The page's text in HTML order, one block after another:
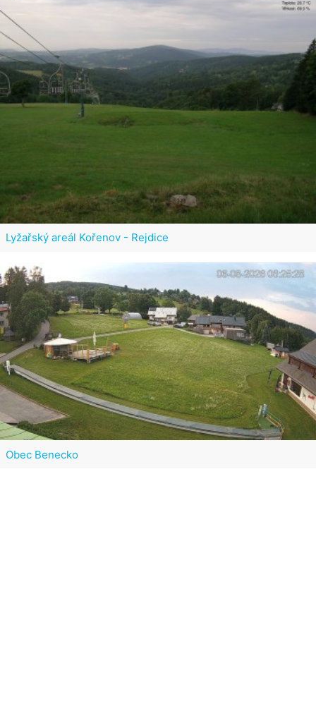
Lyžařský areál Kořenov - Rejdice
Obec Benecko